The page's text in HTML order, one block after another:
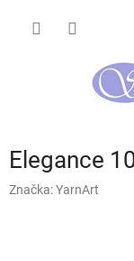
Elegance
Značka:YarnArt